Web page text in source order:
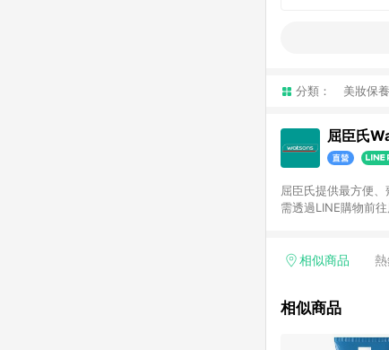
分類： 美妝保養
屈臣氏
屈臣氏提供最方便
需透過LINE購物前
前後發送。5.屈臣
相似商品
相似商品